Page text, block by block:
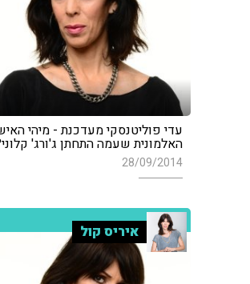
עדי פוליטנסקי מעדכנת - מיהי
האלמונית שעמה התחתן ג'ורג'
28/09/2014
איריס קול